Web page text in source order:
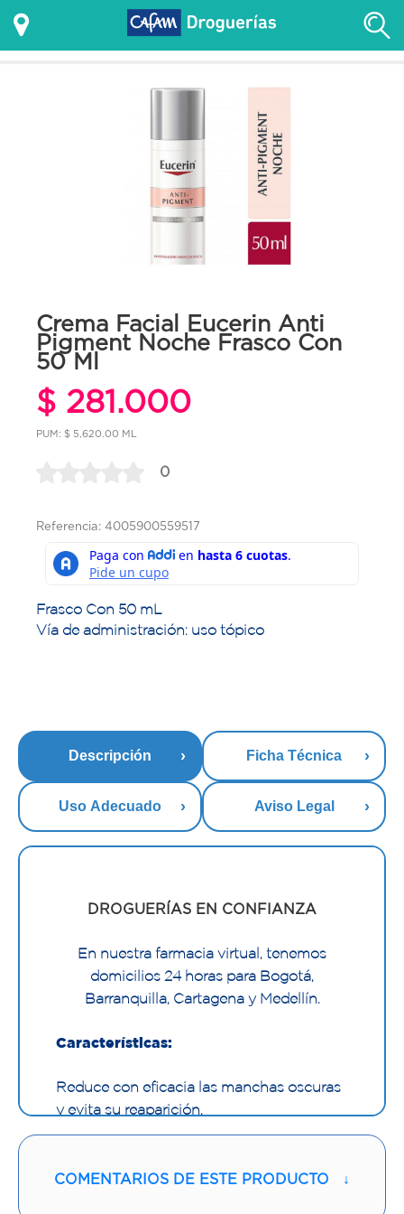
Crema Facial Eucerin Anti
Pigment Noche Frasco Con
50 Ml
$ 281.000
PUM: $ 5,620.00 ML
0
Referencia: 4005900559517
Frasco Con 50 mL
Vía de administración: uso tópico
Descripción Ficha Técnica
Uso Adecuado Aviso Legal
DROGUERÍAS EN CONFIANZA
En nuestra farmacia virtual, tenemos
domicilios 24 horas para Bogotá,
Barranquilla, Cartagena y Medellín.
Características:
Reduce con eficacia las manchas oscuras
y evita su reaparición.
conseguir una piel radiante y uniforme
COMENTARIOS DE ESTE PRODUCTO ↓